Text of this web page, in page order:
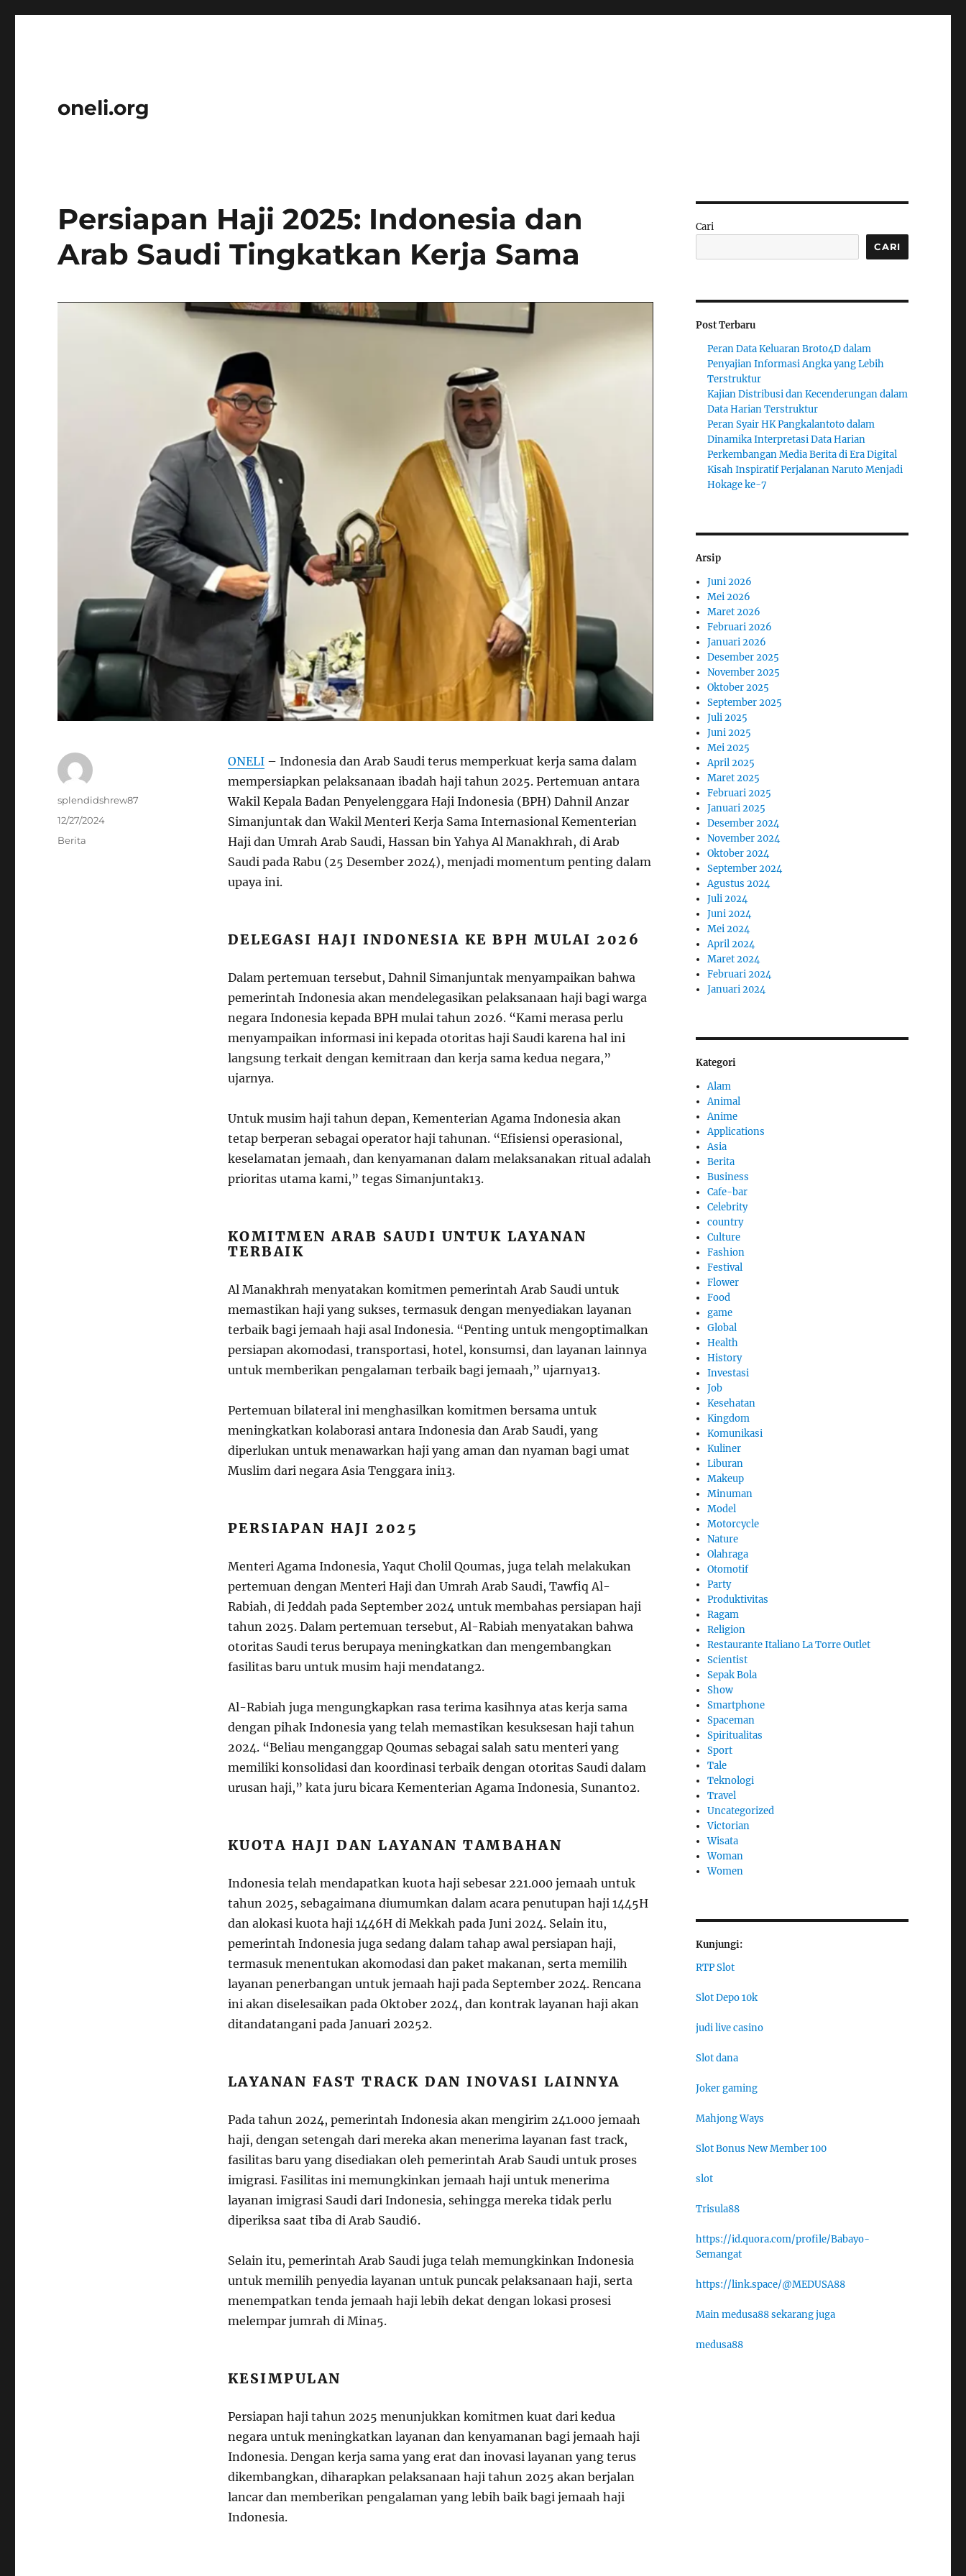
oneli.org
Persiapan Haji 2025: Indonesia dan
Arab Saudi Tingkatkan Kerja Sama
ONELI– Indonesia dan Arab Saudi terus memperkuat kerja sama dalam
mempersiapkan pelaksanaan ibadah haji tahun 2025. Pertemuan antara
Wakil Kepala Badan Penyelenggara Haji Indonesia (BPH) Dahnil Anzar
Simanjuntak dan Wakil Menteri Kerja Sama Internasional Kementerian
Haji dan Umrah Arab Saudi, Hassan bin Yahya Al Manakhrah, di Arab
Saudi pada Rabu (25 Desember 2024), menjadi momentum penting dalam
upaya ini.
DELEGASI HAJI INDONESIA KE BPH MULAI 2026
Dalam pertemuan tersebut, Dahnil Simanjuntak menyampaikan bahwa
pemerintah Indonesia akan mendelegasikan pelaksanaan haji bagi warga
negara Indonesia kepada BPH mulai tahun 2026. “Kami merasa perlu
menyampaikan informasi ini kepada otoritas haji Saudi karena hal ini
langsung terkait dengan kemitraan dan kerja sama kedua negara,”
ujarnya.
Untuk musim haji tahun depan, Kementerian Agama Indonesia akan
tetap berperan sebagai operator haji tahunan. “Efisiensi operasional,
keselamatan jemaah, dan kenyamanan dalam melaksanakan ritual adalah
prioritas utama kami,” tegas Simanjuntak13.
KOMITMEN ARAB SAUDI UNTUK LAYANAN
TERBAIK
Al Manakhrah menyatakan komitmen pemerintah Arab Saudi untuk
memastikan haji yang sukses, termasuk dengan menyediakan layanan
terbaik bagi jemaah haji asal Indonesia. “Penting untuk mengoptimalkan
persiapan akomodasi, transportasi, hotel, konsumsi, dan layanan lainnya
untuk memberikan pengalaman terbaik bagi jemaah,” ujarnya13.
Pertemuan bilateral ini menghasilkan komitmen bersama untuk
meningkatkan kolaborasi antara Indonesia dan Arab Saudi, yang
diperlukan untuk menawarkan haji yang aman dan nyaman bagi umat
Muslim dari negara Asia Tenggara ini13.
PERSIAPAN HAJI 2025
Menteri Agama Indonesia, Yaqut Cholil Qoumas, juga telah melakukan
pertemuan dengan Menteri Haji dan Umrah Arab Saudi, Tawfiq Al-
Rabiah, di Jeddah pada September 2024 untuk membahas persiapan haji
tahun 2025. Dalam pertemuan tersebut, Al-Rabiah menyatakan bahwa
otoritas Saudi terus berupaya meningkatkan dan mengembangkan
fasilitas baru untuk musim haji mendatang2.
Al-Rabiah juga mengungkapkan rasa terima kasihnya atas kerja sama
dengan pihak Indonesia yang telah memastikan kesuksesan haji tahun
2024. “Beliau menganggap Qoumas sebagai salah satu menteri yang
memiliki konsolidasi dan koordinasi terbaik dengan otoritas Saudi dalam
urusan haji,” kata juru bicara Kementerian Agama Indonesia, Sunanto2.
KUOTA HAJI DAN LAYANAN TAMBAHAN
Indonesia telah mendapatkan kuota haji sebesar 221.000 jemaah untuk
tahun 2025, sebagaimana diumumkan dalam acara penutupan haji 1445H
dan alokasi kuota haji 1446H di Mekkah pada Juni 2024. Selain itu,
pemerintah Indonesia juga sedang dalam tahap awal persiapan haji,
termasuk menentukan akomodasi dan paket makanan, serta memilih
layanan penerbangan untuk jemaah haji pada September 2024. Rencana
ini akan diselesaikan pada Oktober 2024, dan kontrak layanan haji akan
ditandatangani pada Januari 20252.
LAYANAN FAST TRACK DAN INOVASI LAINNYA
Pada tahun 2024, pemerintah Indonesia akan mengirim 241.000 jemaah
haji, dengan setengah dari mereka akan menerima layanan fast track,
fasilitas baru yang disediakan oleh pemerintah Arab Saudi untuk proses
imigrasi. Fasilitas ini memungkinkan jemaah haji untuk menerima
layanan imigrasi Saudi dari Indonesia, sehingga mereka tidak perlu
diperiksa saat tiba di Arab Saudi6.
Selain itu, pemerintah Arab Saudi juga telah memungkinkan Indonesia
untuk memilih penyedia layanan untuk puncak pelaksanaan haji, serta
menempatkan tenda jemaah haji lebih dekat dengan lokasi prosesi
melempar jumrah di Mina5.
KESIMPULAN
Persiapan haji tahun 2025 menunjukkan komitmen kuat dari kedua
negara untuk meningkatkan layanan dan kenyamanan bagi jemaah haji
Indonesia. Dengan kerja sama yang erat dan inovasi layanan yang terus
dikembangkan, diharapkan pelaksanaan haji tahun 2025 akan berjalan
lancar dan memberikan pengalaman yang lebih baik bagi jemaah haji
Indonesia.
Author
splendidshrew87
Posted
on
12/27/2024
Categories
Berita
Cari
CARI
Post Terbaru
Peran Data Keluaran Broto4D dalam
Penyajian Informasi Angka yang Lebih
Terstruktur
Kajian Distribusi dan Kecenderungan dalam
Data Harian Terstruktur
Peran Syair HK Pangkalantoto dalam
Dinamika Interpretasi Data Harian
Perkembangan Media Berita di Era Digital
Kisah Inspiratif Perjalanan Naruto Menjadi
Hokage ke-7
Arsip
Juni 2026
Mei 2026
Maret 2026
Februari 2026
Januari 2026
Desember 2025
November 2025
Oktober 2025
September 2025
Juli 2025
Juni 2025
Mei 2025
April 2025
Maret 2025
Februari 2025
Januari 2025
Desember 2024
November 2024
Oktober 2024
September 2024
Agustus 2024
Juli 2024
Juni 2024
Mei 2024
April 2024
Maret 2024
Februari 2024
Januari 2024
Kategori
Alam
Animal
Anime
Applications
Asia
Berita
Business
Cafe-bar
Celebrity
country
Culture
Fashion
Festival
Flower
Food
game
Global
Health
History
Investasi
Job
Kesehatan
Kingdom
Komunikasi
Kuliner
Liburan
Makeup
Minuman
Model
Motorcycle
Nature
Olahraga
Otomotif
Party
Produktivitas
Ragam
Religion
Restaurante Italiano La Torre Outlet
Scientist
Sepak Bola
Show
Smartphone
Spaceman
Spiritualitas
Sport
Tale
Teknologi
Travel
Uncategorized
Victorian
Wisata
Woman
Women
Kunjungi:
RTP Slot
Slot Depo 10k
judi live casino
Slot dana
Joker gaming
Mahjong Ways
Slot Bonus New Member 100
slot
Trisula88
https://id.quora.com/profile/Babayo-
Semangat
https://link.space/@MEDUSA88
Main medusa88 sekarang juga
medusa88